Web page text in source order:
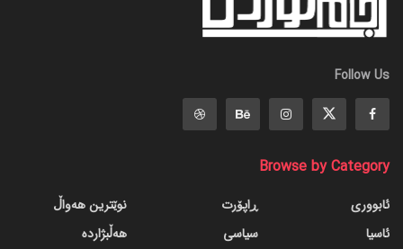
Follow Us
Browse by Category
ئابووری
ئاسیا
ڕاپۆرت
سیاسی
نوێترین هەواڵ
هەڵبژاردە